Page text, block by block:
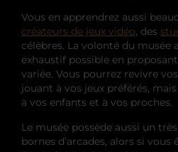
Vous en apprendrez aussi
créateurs de jeux vidéo, des
célèbres. La volonté du musée
exhaustif possible en
variée. Vous pourrez revivre
jouant à vos jeux préférés,
à vos enfants et à vos proches.
Le musée possède aussi un
bornes d’arcades, alors si vous